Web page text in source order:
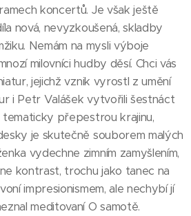
koncertů. Je však ještě
nová, nevyzkoušená, skladby
Nemám na mysli výboje
milovníci hudby děsí. Chci vás
jejichž vznik vyrostl z umění
i Petr Valášek vytvořili šestnáct
přepestrou krajinu,
je skutečně souborem malých
vydechne zimním zamyšlením,
kontrast, trochu jako tanec na
impresionismem, ale nechybí jí
meditovaní O samotě.